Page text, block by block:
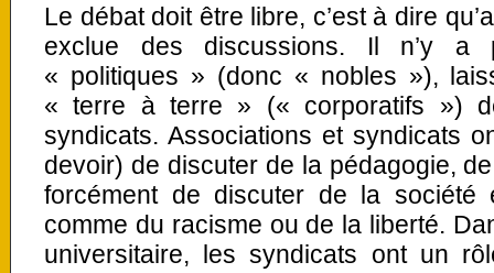
Le débat doit être libre, c’est à dire
exclue des discussions. Il n’y a
« politiques » (donc « nobles »),
« terre à terre » (« corporatifs »)
syndicats. Associations et syndicats
devoir) de discuter de la pédagogie,
forcément de discuter de la société
comme du racisme ou de la liberté.
universitaire, les syndicats ont un